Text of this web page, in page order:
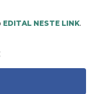
EDITAL NESTE LINK.